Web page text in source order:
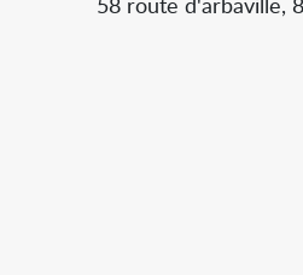
58 route d'arbaville,